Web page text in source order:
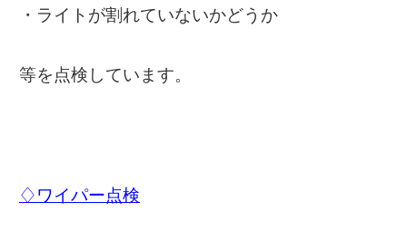
・ライトが割れていないかどうか
等を点検しています。
♢ワイパー点検